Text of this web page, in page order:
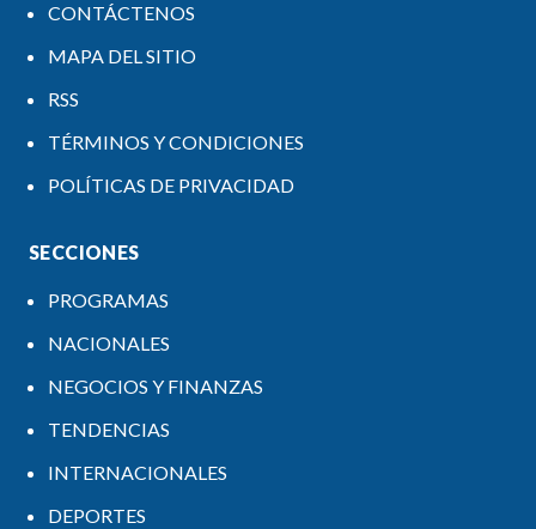
CONTÁCTENOS
MAPA DEL SITIO
RSS
TÉRMINOS Y CONDICIONES
POLÍTICAS DE PRIVACIDAD
SECCIONES
PROGRAMAS
NACIONALES
NEGOCIOS Y FINANZAS
TENDENCIAS
INTERNACIONALES
DEPORTES